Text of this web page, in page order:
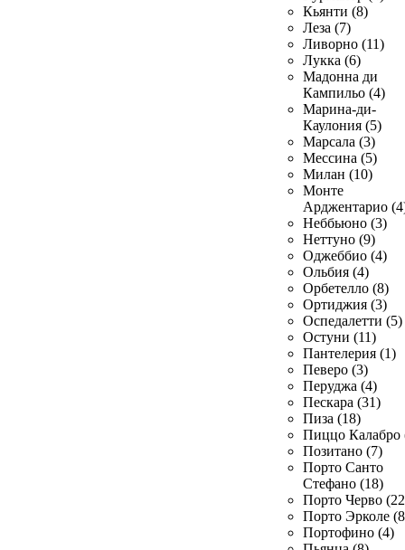
Кьянти (8)
Леза (7)
Ливорно (11)
Лукка (6)
Мадонна ди
Кампильо (4)
Марина-ди-
Каулония (5)
Марсала (3)
Мессина (5)
Милан (10)
Монте
Арджентарио
Неббьюно (3)
Неттуно (9)
Оджеббио (4)
Ольбия (4)
Орбетелло (8)
Ортиджия (3)
Оспедалетти (5)
Остуни (11)
Пантелерия (1)
Певеро (3)
Перуджа (4)
Пескара (31)
Пиза (18)
Пиццо Калабро
Позитано (7)
Порто Санто
Стефано (18)
Порто Черво
Порто Эрколе
Портофино (4)